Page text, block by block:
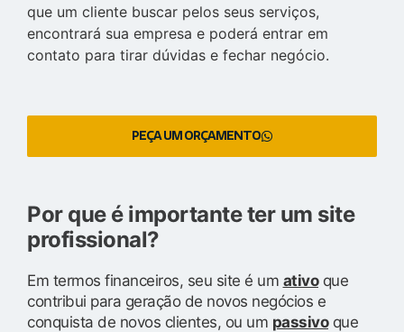
que um cliente buscar pelos seus serviços,
encontrará sua empresa e poderá entrar em
contato para tirar dúvidas e fechar negócio.
PEÇA UM ORÇAMENTO
Por que é importante ter um site
profissional?
Em termos financeiros, seu site é um ativoque
contribui para geração de novos negócios e
conquista de novos clientes, ou um passivoque